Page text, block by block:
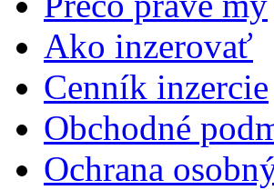
Ako inzerovať
Cenník inzercie
Obchodné
Ochrana